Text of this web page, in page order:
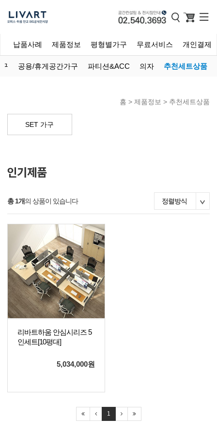
납품사례 제품정보 평형별가구 무료서비스 개인결제
공용/휴게공간가구 파티션&ACC 의자 추천세트상품
홈 > 제품정보 > 추천세트상품
SET 가구
총 1개의 상품이 있습니다 정렬방식
리바트하움 안심시리즈 5
인세트[10평대]
5,034,000원
1